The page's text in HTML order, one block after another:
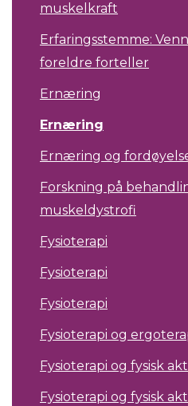
muskelkraft
Erfaringsstemme:
foreldre forteller
Ernæring
Ernæring
Ernæring og
Forskning på
muskeldystrofi
Fysioterapi
Fysioterapi
Fysioterapi
Fysioterapi og
Fysioterapi og fysisk
Fysioterapi og fysisk